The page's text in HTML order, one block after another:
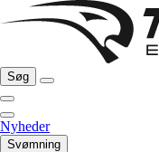
Søg
Nyheder
Svømning